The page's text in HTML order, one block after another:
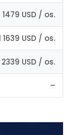
USD / os.
1639 USD / os.
USD / os.
–